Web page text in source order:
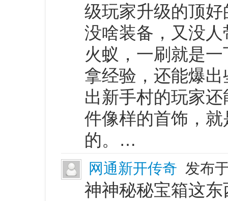
级玩家升级的顶
没啥装备，又没
火蚁，一刷就是
拿经验，还能爆
出新手村的玩家
件像样的首饰，
的。…
网通新开传奇 发布
神神秘秘宝箱这